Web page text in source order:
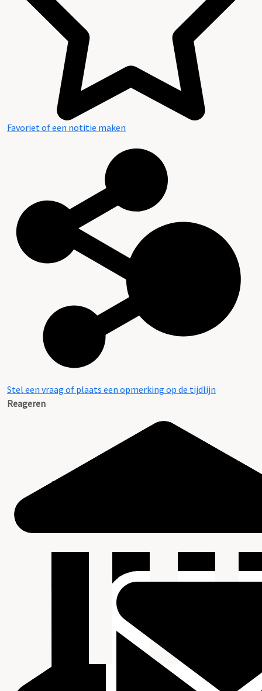
Favoriet of een notitie maken
Stel een vraag of plaats een opmerking op de tijdlijn
Reageren